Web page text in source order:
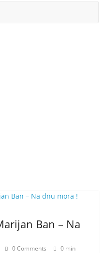
Ban – Na
0 Comments
0 min